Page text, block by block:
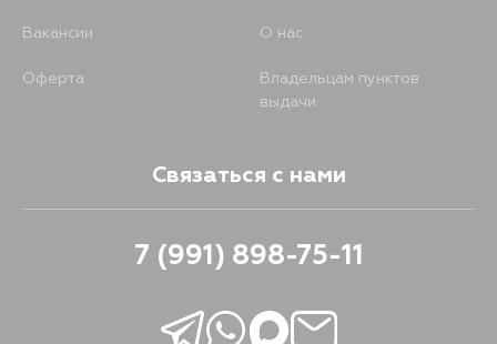
Вакансии О нас
Оферта
Владельцам пунктов
выдачи
Связаться с нами
7 (991) 898-75-11